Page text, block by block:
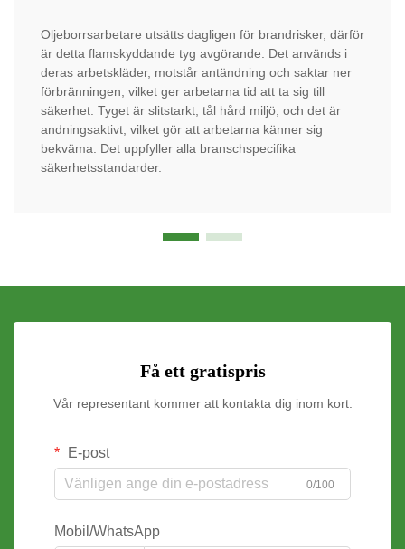
Oljeborrsarbetare utsätts dagligen för brandrisker, därför
är detta flamskyddande tyg avgörande. Det används i
deras arbetskläder, motstår antändning och saktar ner
förbränningen, vilket ger arbetarna tid att ta sig till
säkerhet. Tyget är slitstarkt, tål hård miljö, och det är
andningsaktivt, vilket gör att arbetarna känner sig
bekväma. Det uppfyller alla branschspecifika
säkerhetsstandarder.
Få ett gratispris
Vår representant kommer att kontakta dig inom kort.
E-post
0/100
Mobil/WhatsApp